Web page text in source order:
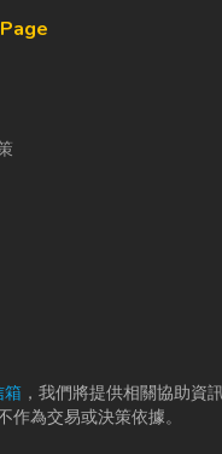
箱 ，我們將提供相關協助資
為交易或決策依據。